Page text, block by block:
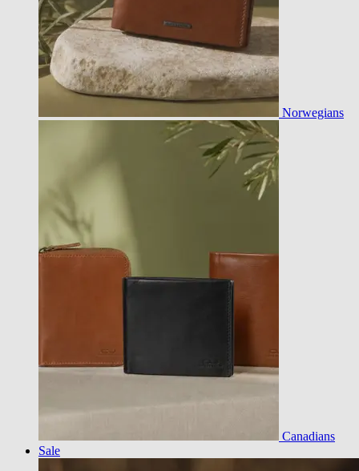
Norwegians
Canadians
Sale